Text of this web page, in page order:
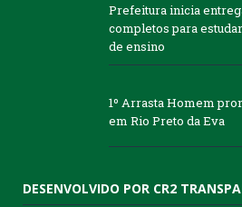
Prefeitura inicia
completos para
de ensino
1º Arrasta Homem
em Rio Preto da Eva
DESENVOLVIDO POR CR2